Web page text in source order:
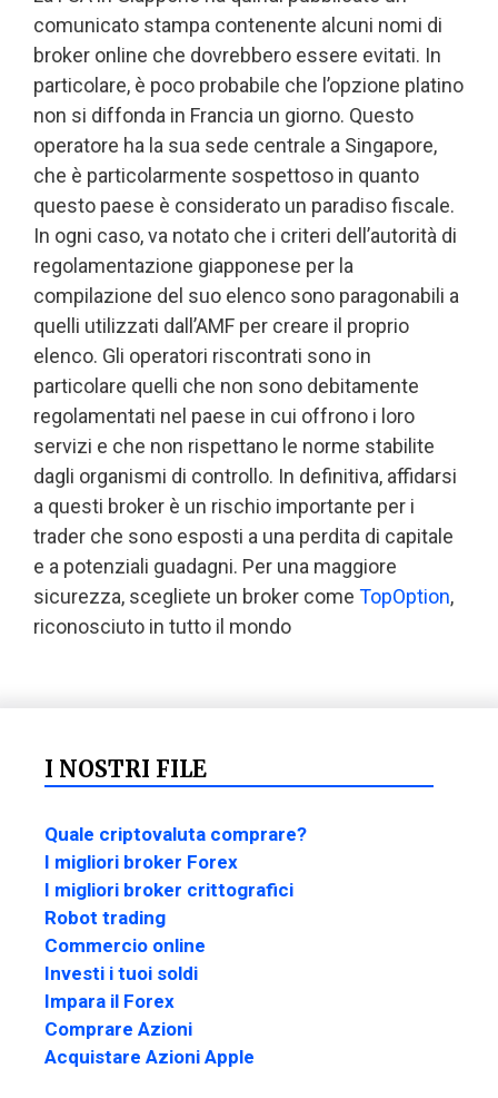
comunicato stampa contenente alcuni nomi di
broker online che dovrebbero essere evitati. In
particolare, è poco probabile che l’opzione platino
non si diffonda in Francia un giorno. Questo
operatore ha la sua sede centrale a Singapore,
che è particolarmente sospettoso in quanto
questo paese è considerato un paradiso fiscale.
In ogni caso, va notato che i criteri dell’autorità di
regolamentazione giapponese per la
compilazione del suo elenco sono paragonabili a
quelli utilizzati dall’AMF per creare il proprio
elenco. Gli operatori riscontrati sono in
particolare quelli che non sono debitamente
regolamentati nel paese in cui offrono i loro
servizi e che non rispettano le norme stabilite
dagli organismi di controllo. In definitiva, affidarsi
a questi broker è un rischio importante per i
trader che sono esposti a una perdita di capitale
e a potenziali guadagni. Per una maggiore
sicurezza, scegliete un broker come TopOption,
riconosciuto in tutto il mondo
I NOSTRI FILE
Quale criptovaluta comprare?
I migliori broker Forex
I migliori broker crittografici
Robot trading
Commercio online
Investi i tuoi soldi
Impara il Forex
Comprare Azioni
Acquistare Azioni Apple